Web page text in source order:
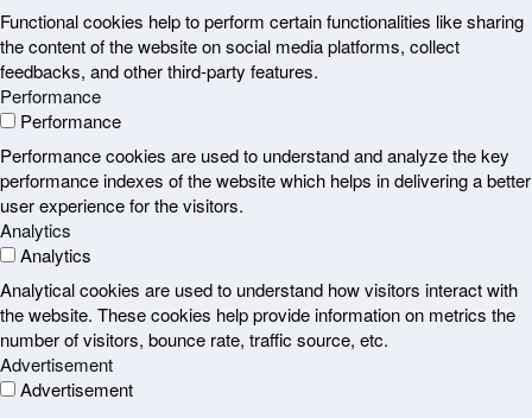
Functional cookies help to perform certain functionalities like sharing
the content of the website on social media platforms, collect
feedbacks, and other third-party features.
Performance
Performance
Performance cookies are used to understand and analyze the key
performance indexes of the website which helps in delivering a better
user experience for the visitors.
Analytics
Analytics
Analytical cookies are used to understand how visitors interact with
the website. These cookies help provide information on metrics the
number of visitors, bounce rate, traffic source, etc.
Advertisement
Advertisement